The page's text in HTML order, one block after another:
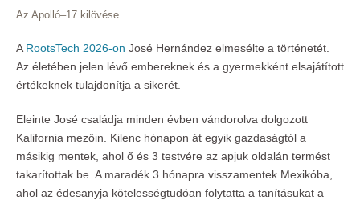
Az Apolló–17 kilövése
A RootsTech 2026-on José Hernández elmesélte a történetét.
Az életében jelen lévő embereknek és a gyermekként elsajátított
értékeknek tulajdonítja a sikerét.
Eleinte José családja minden évben vándorolva dolgozott
Kalifornia mezőin. Kilenc hónapon át egyik gazdaságtól a
másikig mentek, ahol ő és 3 testvére az apjuk oldalán termést
takarítottak be. A maradék 3 hónapra visszamentek Mexikóba,
ahol az édesanyja kötelességtudóan folytatta a tanításukat a